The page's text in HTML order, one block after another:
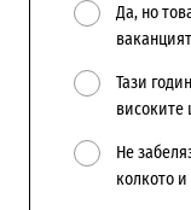
Да, но
Тази
високите
Не
колкото